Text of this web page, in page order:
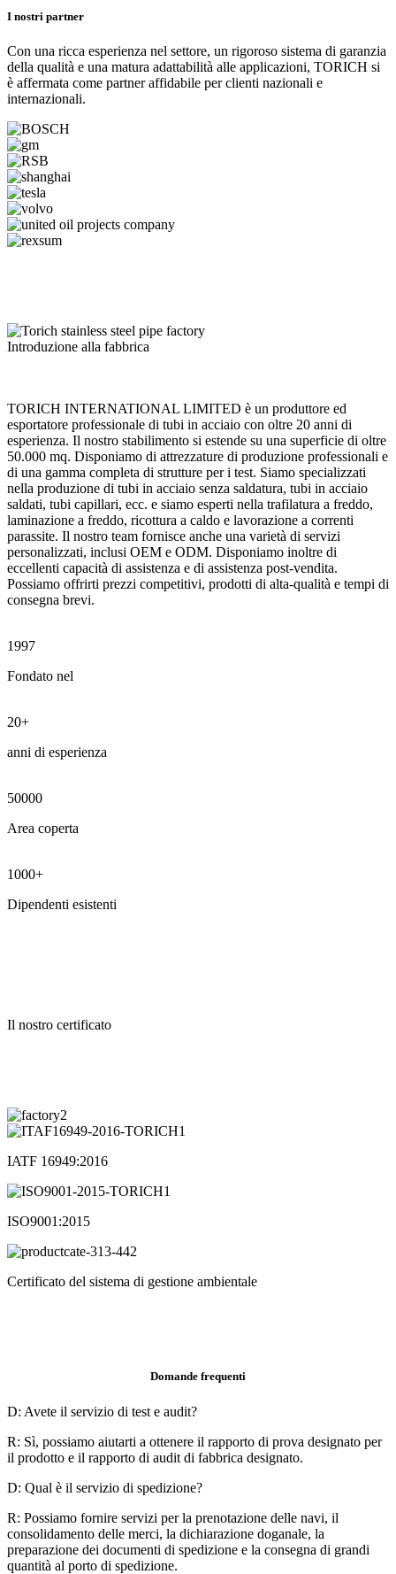
I nostri partner
Con una ricca esperienza nel settore, un rigoroso sistema di garanzia
della qualità e una matura adattabilità alle applicazioni, TORICH si
è affermata come partner affidabile per clienti nazionali e
internazionali.
Introduzione alla fabbrica
TORICH INTERNATIONAL LIMITED è un produttore ed
esportatore professionale di tubi in acciaio con oltre 20 anni di
esperienza. Il nostro stabilimento si estende su una superficie di oltre
50.000 mq. Disponiamo di attrezzature di produzione professionali e
di una gamma completa di strutture per i test. Siamo specializzati
nella produzione di tubi in acciaio senza saldatura, tubi in acciaio
saldati, tubi capillari, ecc. e siamo esperti nella trafilatura a freddo,
laminazione a freddo, ricottura a caldo e lavorazione a correnti
parassite. Il nostro team fornisce anche una varietà di servizi
personalizzati, inclusi OEM e ODM. Disponiamo inoltre di
eccellenti capacità di assistenza e di assistenza post-vendita.
Possiamo offrirti prezzi competitivi, prodotti di alta-qualità e tempi di
consegna brevi.
1997
Fondato nel
20+
anni di esperienza
50000
Area coperta
1000+
Dipendenti esistenti
Il nostro certificato
IATF 16949:2016
ISO9001:2015
Certificato del sistema di gestione ambientale
Domande frequenti
D: Avete il servizio di test e audit?
R: Sì, possiamo aiutarti a ottenere il rapporto di prova designato per
il prodotto e il rapporto di audit di fabbrica designato.
D: Qual è il servizio di spedizione?
R: Possiamo fornire servizi per la prenotazione delle navi, il
consolidamento delle merci, la dichiarazione doganale, la
preparazione dei documenti di spedizione e la consegna di grandi
quantità al porto di spedizione.